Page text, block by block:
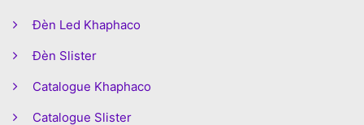
Đèn Led Khaphaco
Đèn Slister
Catalogue Khaphaco
Catalogue Slister